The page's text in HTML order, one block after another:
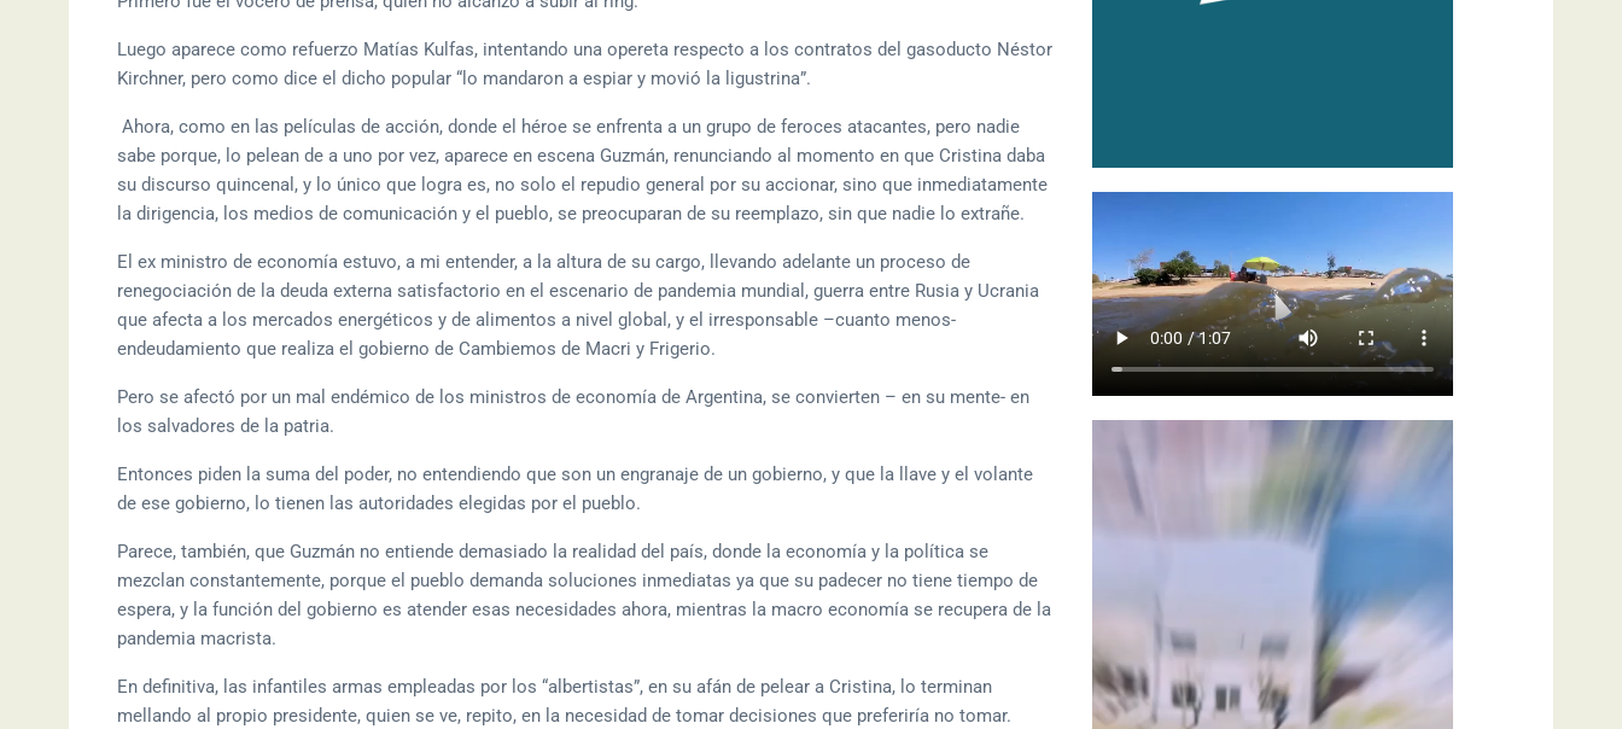
Luego aparece como refuerzo Matías Kulfas, intentando una opereta respecto a los contratos del gasoducto Néstor
Kirchner, pero como dice el dicho popular “lo mandaron a espiar y movió la ligustrina”.
Ahora, como en las películas de acción, donde el héroe se enfrenta a un grupo de feroces atacantes, pero nadie
sabe porque, lo pelean de a uno por vez, aparece en escena Guzmán, renunciando al momento en que Cristina daba
su discurso quincenal, y lo único que logra es, no solo el repudio general por su accionar, sino que inmediatamente
la dirigencia, los medios de comunicación y el pueblo, se preocuparan de su reemplazo, sin que nadie lo extrañe.
El ex ministro de economía estuvo, a mi entender, a la altura de su cargo, llevando adelante un proceso de
renegociación de la deuda externa satisfactorio en el escenario de pandemia mundial, guerra entre Rusia y Ucrania
que afecta a los mercados energéticos y de alimentos a nivel global, y el irresponsable –cuanto menos-
endeudamiento que realiza el gobierno de Cambiemos de Macri y Frigerio.
Pero se afectó por un mal endémico de los ministros de economía de Argentina, se convierten – en su mente- en
los salvadores de la patria.
Entonces piden la suma del poder, no entendiendo que son un engranaje de un gobierno, y que la llave y el volante
de ese gobierno, lo tienen las autoridades elegidas por el pueblo.
Parece, también, que Guzmán no entiende demasiado la realidad del país, donde la economía y la política se
mezclan constantemente, porque el pueblo demanda soluciones inmediatas ya que su padecer no tiene tiempo de
espera, y la función del gobierno es atender esas necesidades ahora, mientras la macro economía se recupera de la
pandemia macrista.
En definitiva, las infantiles armas empleadas por los “albertistas”, en su afán de pelear a Cristina, lo terminan
mellando al propio presidente, quien se ve, repito, en la necesidad de tomar decisiones que preferiría no tomar.